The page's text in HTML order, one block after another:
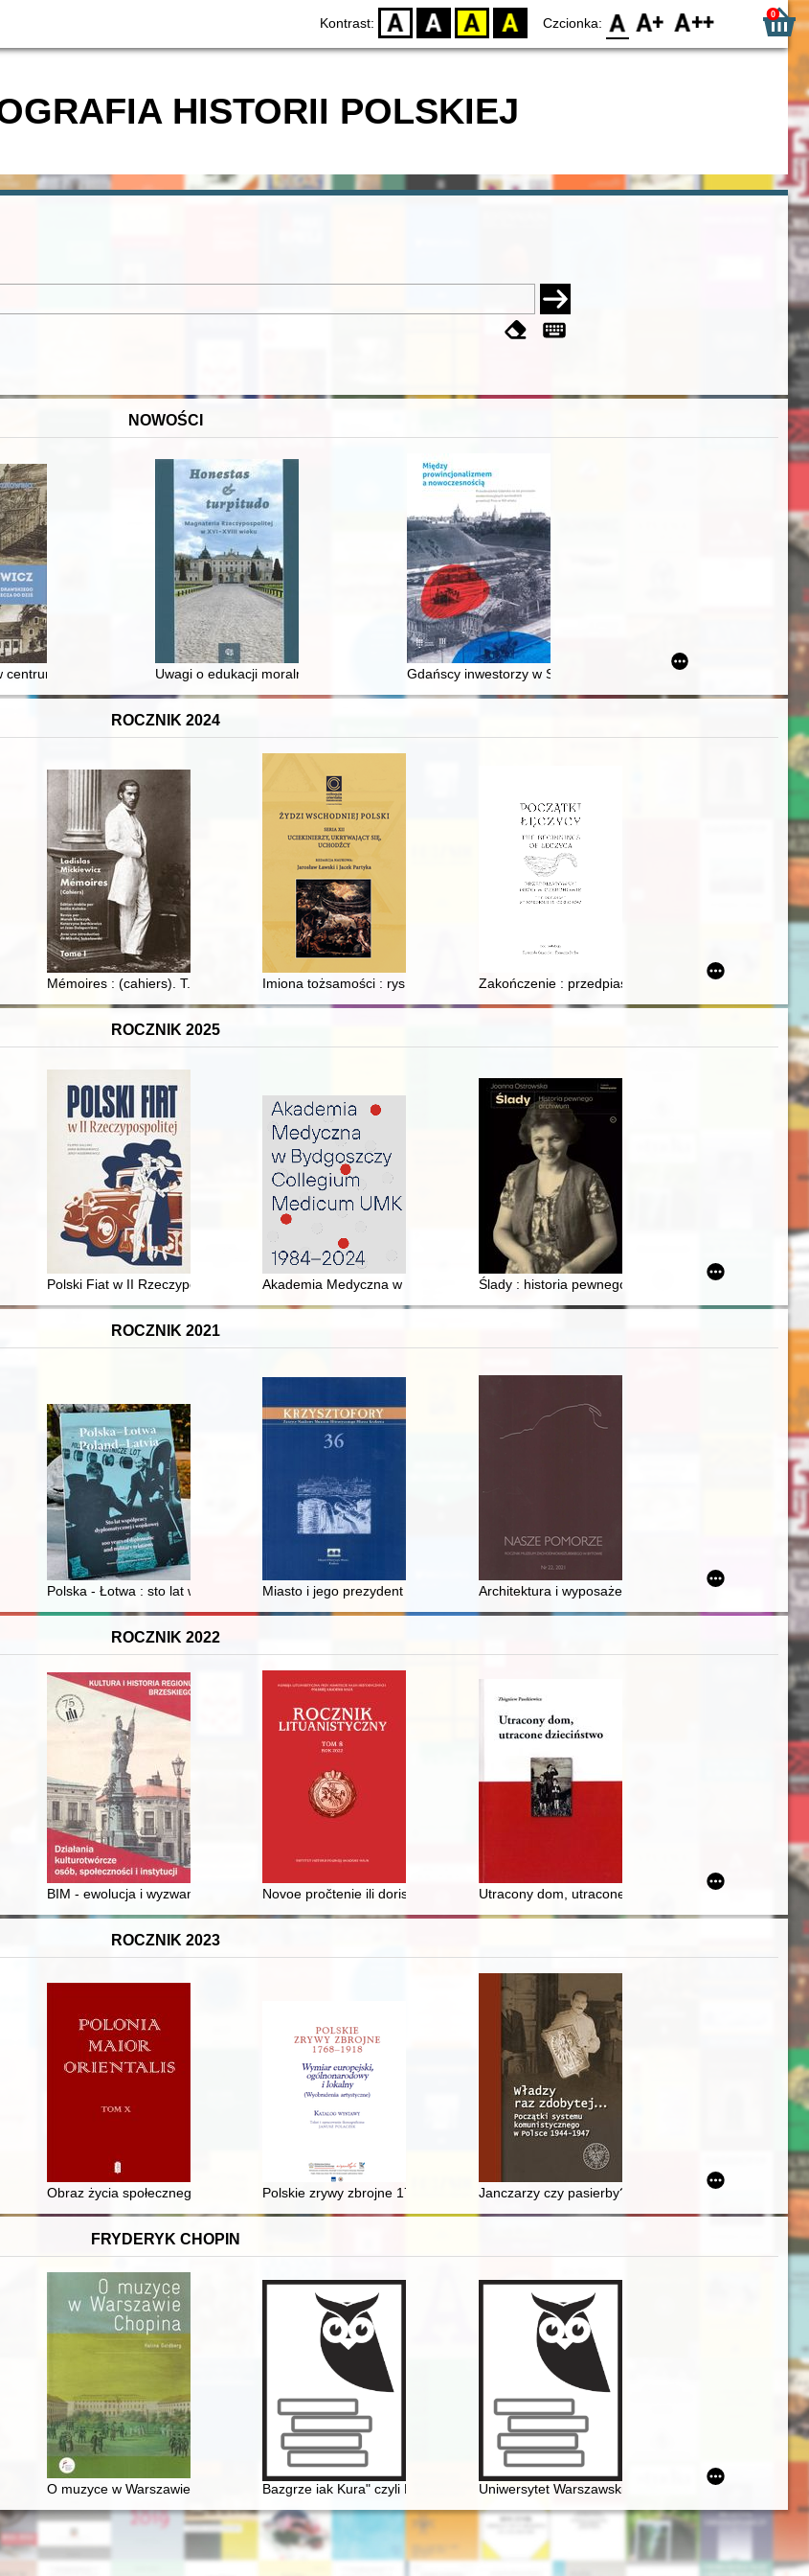
Kontrast: D BW YB BY Czcionka: F0 F1 F2 0
HISTORII POLSKIEJ
NOWOŚCI
centrum poligonu drawskiego od średniowiecza do dziś
Uwagi o edukacji moralnej synów szlacheckich w XVI-wiecznej Rzeczypospolitej
Gdańscy inwestorzy w Sopocie : prestiż finansowy i towarzyski
ROCZNIK 2024
of Poland - 2022: manipulacje w dyskusji prasowej między Toruniem a Bydgoszczą w ramach rywalizacji o stolicę województwa
Mémoires : (cahiers). T. 1 Imiona tożsamości : rys biograficzny Miry Krum-LedowskiejZakończenie : przedpiastowski gród w Czerchowie :
ROCZNIK 2025
w Szwajcarii
obiektywie Mikołaja Mołczanowskiego (1955-1965)
Polski Fiat w II Rzeczypospolitej : historia Fiata na ziemiach polskich od początku wieku do 1939 roku
Akademia Medyczna w Bydgoszczy Collegium Medicum UMK : 1984-2024
Ślady : historia pewnego archiwum
ROCZNIK 2021
"Ślady Zbrodni - Oblicza Pamięci. Katyń - Łączka - Ravensbrück", wygłoszone 22 października 2019 r
z rzeki Warty
Polska - Łotwa : sto lat współpracy dyplomatycznej i wojskowej = Poland - Latvia : 100 years of diplomatic and military
Miasto i jego prezydent : Kraków w okresie prezydentury Mieczysława Kaplickiego na
Architektura i wyposażenie kościoła pod wezwaniem
ROCZNIK 2022
osiemnastowieczne pochówki w kaplicach zwoleńskiego kościoła w świetle metryk parafialnych
BIM - ewolucja i wyzwania w kontekście rozwoju komunikacji medialnejNovoe pročtenie ili dorisovka? : Il'â Lemeškin, "Portret Franciska Skoriny : k 550-letiû
Utracony dom, utracone dzieciństwo
ROCZNIK 2023
o których zapomnieliśmy dzięki szczepieniom
Obraz życia społecznego w Dąbiu nad Nerem w latach 1932-1939 w świetle doniesień "Gazety Kolskiej"
Polskie zrywy zbrojne 1768-1918 : wymiar europejski, ogólnonarodowy i lokalny :
Janczarzy czy pasierby? : Związek Walki Młodych w
FRYDERYK CHOPIN
[1810-1849]
O muzyce w Warszawie Chopina Bazgrze iak Kura" czyli Fryderyk Chopin i powstańcy listopadowi w karykaturach Józefa
Uniwersytet Warszawski i młody Chopin